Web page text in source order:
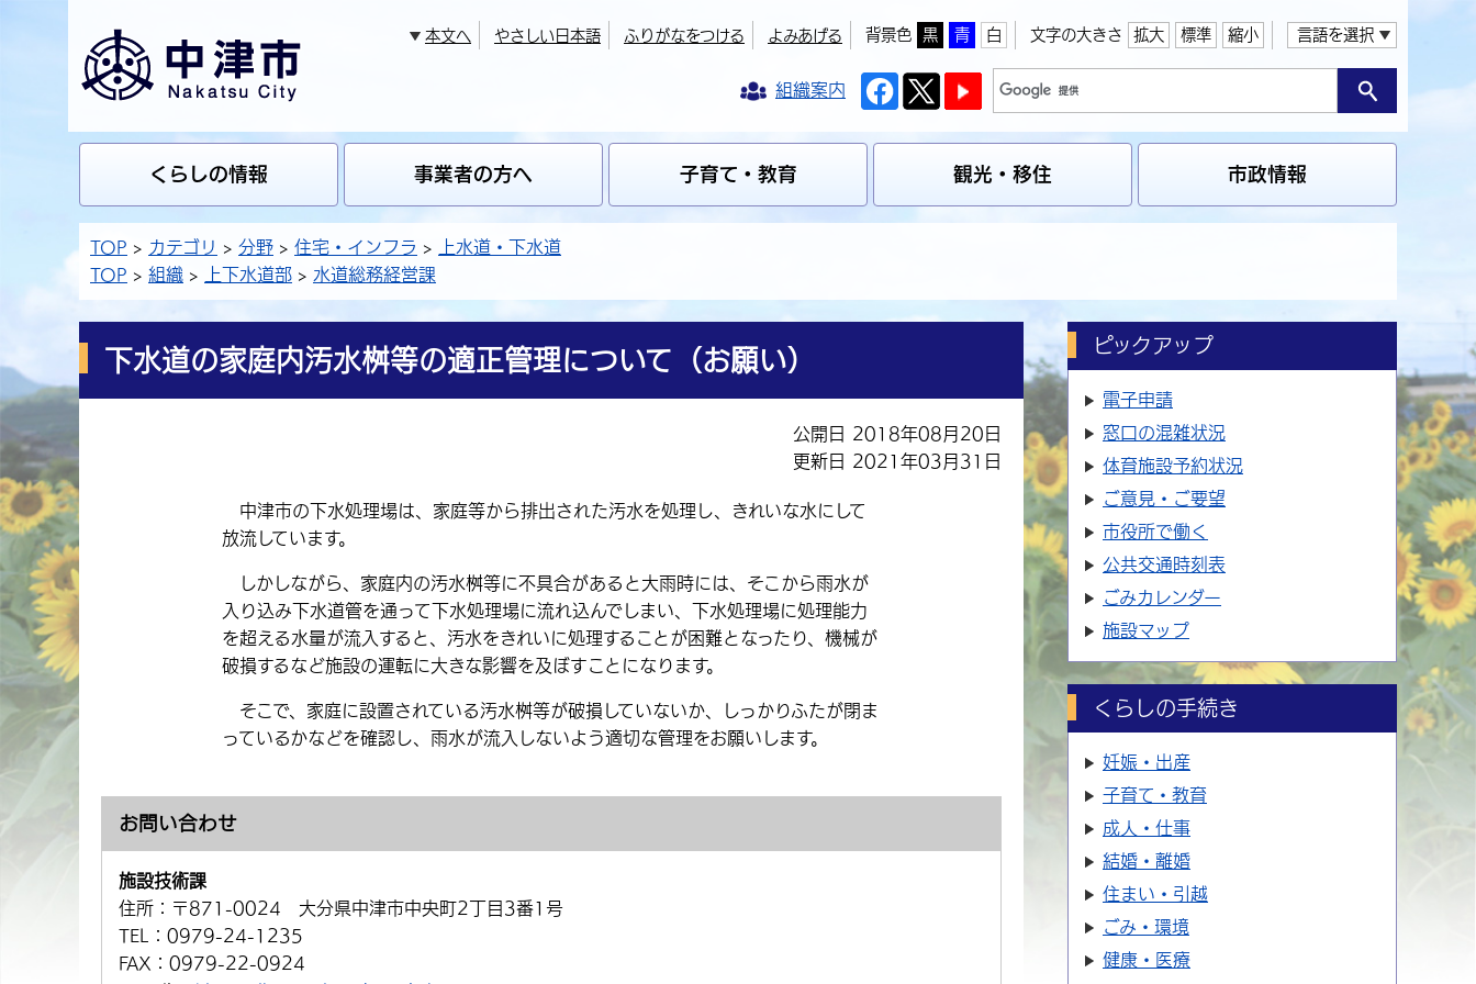
本文へ やさしい日本語 ふりがなをつける よみあげる 背景色 黒 青 白 文字の大きさ 拡大 標準 縮小 言語を選択
組織案内
くらしの情報 事業者の方へ 子育て・教育 観光・移住 市政情報
TOP カテゴリ 分野 住宅・インフラ
上水道・下水道
TOP
組織 上下水道部 水道総務経営課
下水道の家庭内汚水桝等の適正管理について（お願い）
公開日 2018年08月20日
更新日 2021年03月31日
中津市の下水処理場は、家庭等から排出された汚水を処理し、きれいな水にして
放流しています。
しかしながら、家庭内の汚水桝等に不具合があると大雨時には、そこから雨水が
入り込み下水道管を通って下水処理場に流れ込んでしまい、下水処理場に処理能力
を超える水量が流入すると、汚水をきれいに処理することが困難となったり、機械が
破損するなど施設の運転に大きな影響を及ぼすことになります。
そこで、家庭に設置されている汚水桝等が破損していないか、しっかりふたが閉ま
っているかなどを確認し、雨水が流入しないよう適切な管理をお願いします。
お問い合わせ
施設技術課
住所： 〒871-0024 大分県中津市中央町2丁目3番1号
TEL： 0979-24-1235
FAX： 0979-22-0924
ピックアップ
電子申請
窓口の混雑状況
体育施設予約状況
ご意見・ご要望
市役所で働く
公共交通時刻表
ごみカレンダー
施設マップ
くらしの手続き
妊娠・出産
子育て・教育
成人・仕事
結婚・離婚
住まい・引越
ごみ・環境
健康・医療